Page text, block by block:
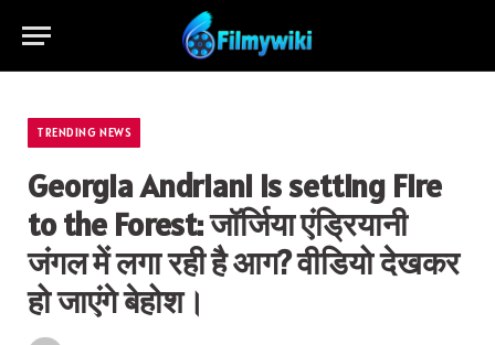
TRENDING NEWS
Georgia Andriani is setting Fire
to the Forest: जॉर्जिया एंड्रियानी
जंगल में लगा रही है आग? वीडियो देखकर
हो जाएंगे बेहोश।